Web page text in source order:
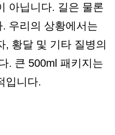
아닙니다. 길은 물론
우리의 상황에서는
, 황달 및 기타 질병의
. 큰 500ml 패키지는
입니다.